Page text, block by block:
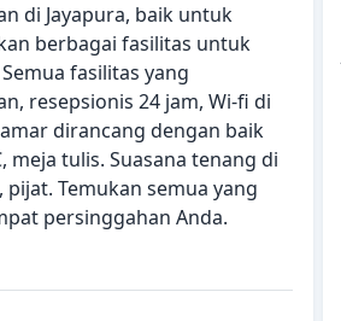
di Jayapura, baik untuk
berbagai fasilitas untuk
fasilitas yang
resepsionis 24 jam, Wi-fi di
dirancang dengan baik
meja tulis. Suasana tenang di
Temukan semua yang
persinggahan Anda.